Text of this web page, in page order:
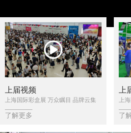
上届视频
上海国际彩盒展 万众瞩目 品牌云集
了解更多
上
上
了